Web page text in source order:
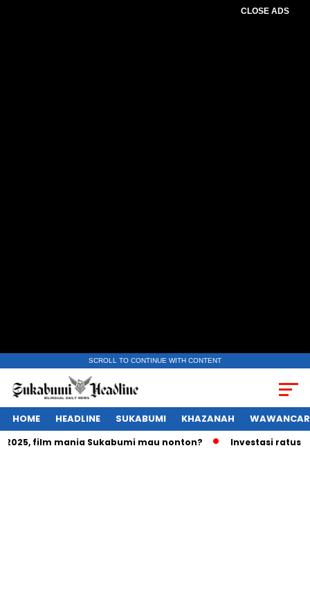
CLOSE ADS
SCROLL TO CONTINUE WITH CONTENT
HOME HEADLINE SUKABUMI KHAZANAH
film mania Sukabumi mau nonton? Investasi ratusan